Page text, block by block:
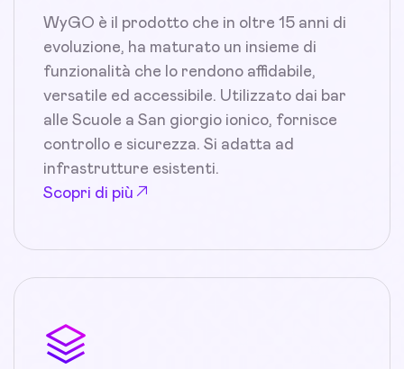
WyGO è il prodotto che in oltre 15 anni di
evoluzione, ha maturato un insieme di
funzionalità che lo rendono affidabile,
versatile ed accessibile. Utilizzato dai bar
alle Scuole a San giorgio ionico, fornisce
controllo e sicurezza. Si adatta ad
infrastrutture esistenti.
Scopri di più